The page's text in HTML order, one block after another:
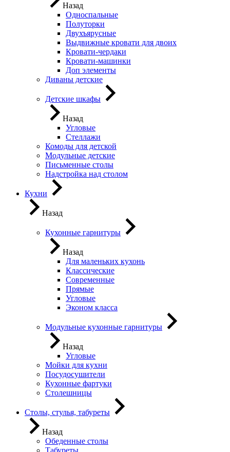
Назад
Односпальные
Полуторки
Двухъярусные
Выдвижные кровати для двоих
Кровати-чердаки
Кровати-машинки
Доп элементы
Диваны детские
Детские шкафы
Назад
Угловые
Стеллажи
Комоды для детской
Модульные детские
Письменные столы
Надстройка над столом
Кухни
Назад
Кухонные гарнитуры
Назад
Для маленьких кухонь
Классические
Современные
Прямые
Угловые
Эконом класса
Модульные кухонные гарнитуры
Назад
Угловые
Мойки для кухни
Посудосушители
Кухонные фартуки
Столешницы
Столы, стулья, табуреты
Назад
Обеденные столы
Табуреты